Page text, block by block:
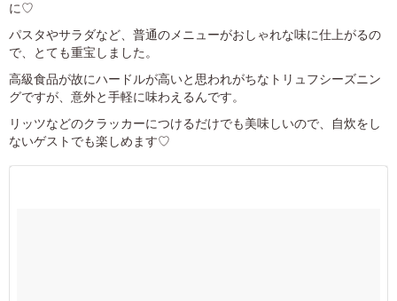
に♡
パスタやサラダなど、普通のメニューがおしゃれな味に仕上がるの
で、とても重宝しました。
高級食品が故にハードルが高いと思われがちなトリュフシーズニン
グですが、意外と手軽に味わえるんです。
リッツなどのクラッカーにつけるだけでも美味しいので、自炊をし
ないゲストでも楽しめます♡